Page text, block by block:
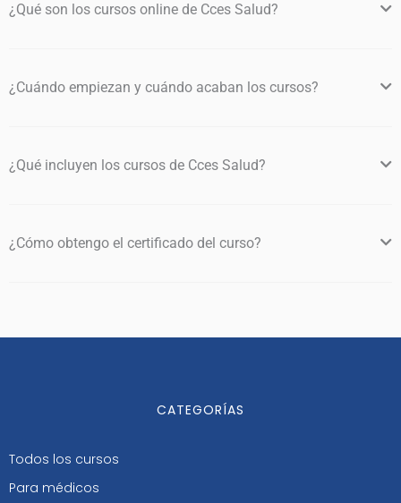
¿Qué son los cursos online de Cces Salud?
¿Cuándo empiezan y cuándo acaban los cursos?
¿Qué incluyen los cursos de Cces Salud?
¿Cómo obtengo el certificado del curso?
CATEGORÍAS
Todos los cursos
Para médicos